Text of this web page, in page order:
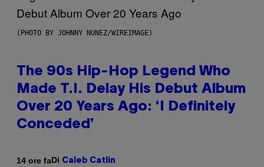
(PHOTO BY JOHNNY NUNEZ/WIREIMAGE)
The 90s Hip-Hop Legend Who
Made T.I. Delay His Debut Album
Over 20 Years Ago: ‘I Definitely
Conceded’
14 ore faDi Caleb Catlin